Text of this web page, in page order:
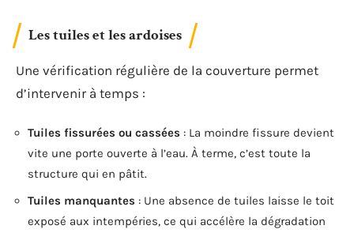
Les tuiles et les ardoises
Une vérification régulière de la couverture permet
d’intervenir à temps :
Tuiles fissurées ou cassées : La moindre fissure devient
vite une porte ouverte à l’eau. À terme, c’est toute la
structure qui en pâtit.
Tuiles manquantes : Une absence de tuiles laisse le toit
exposé aux intempéries, ce qui accélère la dégradation